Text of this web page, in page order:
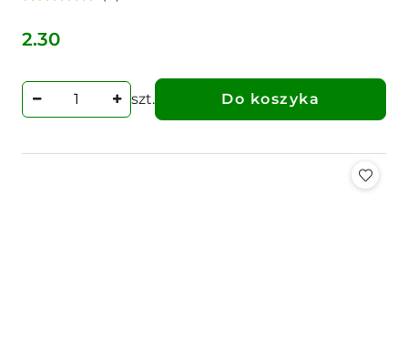
Cena:
2.30
szt. Do koszyka